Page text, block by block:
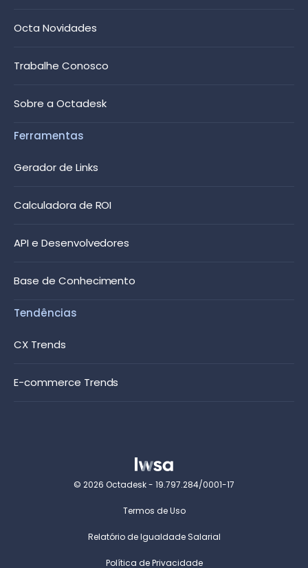
Octa Novidades
Trabalhe Conosco
Sobre a Octadesk
Ferramentas
Gerador de Links
Calculadora de ROI
API e Desenvolvedores
Base de Conhecimento
Tendências
CX Trends
E-commerce Trends
© 2026 Octadesk - 19.797.284/0001-17
Termos de Uso
Relatório de Igualdade Salarial
Política de Privacidade